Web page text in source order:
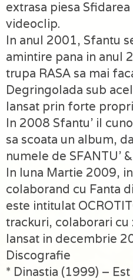
extrasa piesa
videoclip.
In anul 2001, Sfantu
amintire pana in anul
trupa RASA sa mai
Degringolada sub
lansat prin forte
In 2008 Sfantu’ il
sa scoata un album,
numele de SFANTU’
In luna Martie 2009,
colaborand cu Fanta
este intitulat
trackuri, colaborari cu
lansat in decembrie
Discografie
* Dinastia (1999) –